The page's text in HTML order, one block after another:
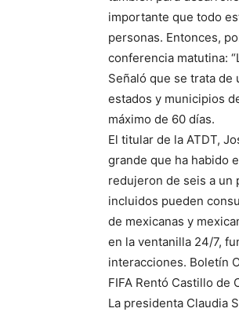
importante que todo
personas. Entonces,
conferencia matutina:
Señaló que se trata
estados y municipios
máximo de 60 días.
El titular de la ATDT,
grande que ha habido
redujeron de seis a un
incluidos pueden
de mexicanas y
en la ventanilla 24/7,
interacciones. Boletín
FIFA Rentó Castillo de
La presidenta Claudia